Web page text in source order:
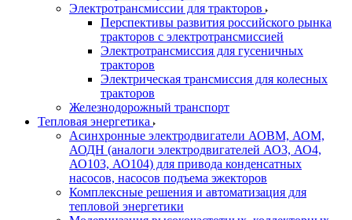
Электротрансмиссии для тракторов
Перспективы развития российского рынка
тракторов с электротрансмиссией
Электротрансмиссия для гусеничных
тракторов
Электрическая трансмиссия для колесных
тракторов
Железнодорожный транспорт
Тепловая энергетика
Асинхронные электродвигатели АОВМ, АОМ,
АОДН (аналоги электродвигателей АО3, АО4,
АО103, АО104) для привода конденсатных
насосов, насосов подъема эжекторов
Комплексные решения и автоматизация для
тепловой энергетики